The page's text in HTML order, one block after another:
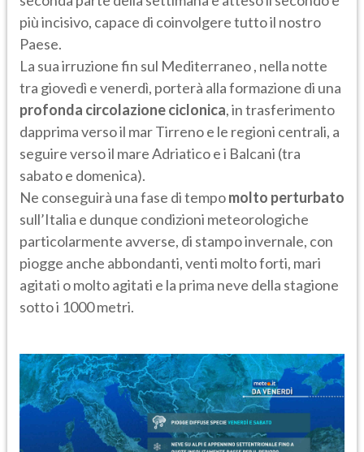
più incisivo, capace di coinvolgere tutto il nostro
Paese.
La sua irruzione fin sul Mediterraneo , nella notte
tra giovedì e venerdì, porterà alla formazione di una
profonda circolazione ciclonica, in trasferimento
dapprima verso il mar Tirreno e le regioni centrali, a
seguire verso il mare Adriatico e i Balcani (tra
sabato e domenica).
Ne conseguirà una fase di tempomolto perturbato
sull’Italia e dunque condizioni meteorologiche
particolarmente avverse, di stampo invernale, con
piogge anche abbondanti, venti molto forti, mari
agitati o molto agitati e la prima neve della stagione
sotto i 1000 metri.